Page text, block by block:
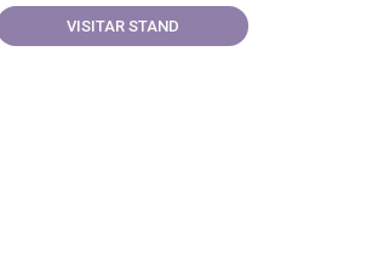
VISITAR STAND